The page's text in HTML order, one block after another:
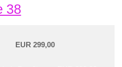
38
EUR 299,00